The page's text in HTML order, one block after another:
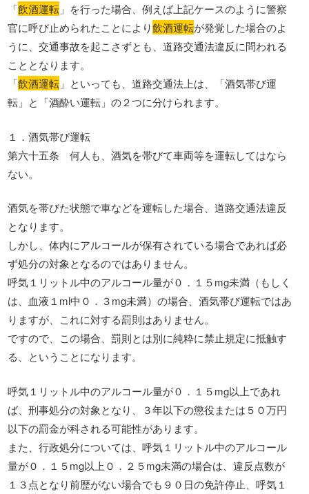
「飲酒運転 」を行った場合、例えば上記ケースのように警察
官に呼び止められたことにより飲酒運転が発覚した場合のよ
うに、交通事故を起こさずとも、道路交通法違反に問われる
こととなります。
「飲酒運転 」といっても、道路交通法上は、「酒気帯び運
転」と「酒酔い運転」の２つに分けられます。
１．酒気帯び運転
第六十五条 何人も、酒気を帯びて車両等を運転してはなら
ない。
酒気を帯びた状態で車などを運転した場合、道路交通法違反
となります。
しかし、体内にアルコールが保有されている場合であれば必
ず処分の対象となるのではありません。
呼気１リットル中のアルコール量が０．１５mg未満（もしく
は、血液１ml中０．３mg未満）の場合、酒気帯び運転ではあ
りますが、これに対する罰則はありません。
ですので、この場合、罰則とは別に純粋に禁止規定に抵触す
る、ということになります。
呼気１リットル中のアルコール量が０．１５mg以上であれ
ば、刑事処分の対象となり、３年以下の懲役または５０万円
以下の罰金が科される可能性があります。
また、行政処分については、呼気１リットル中のアルコール
量が０．１５mg以上０．２５mg未満の場合は、違反点数が
１３点となり前歴がない場合でも９０日の免許停止、呼気１